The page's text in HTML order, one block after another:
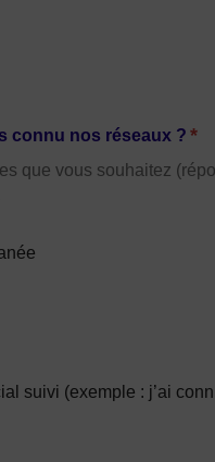
connu nos réseaux ? *
que vous souhaitez
suivi (exemple : j’ai